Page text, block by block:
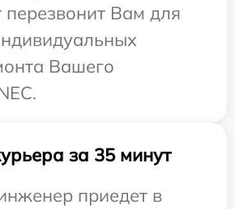
перезвонит Вам для
Вашего
за 35 минут
приедет в